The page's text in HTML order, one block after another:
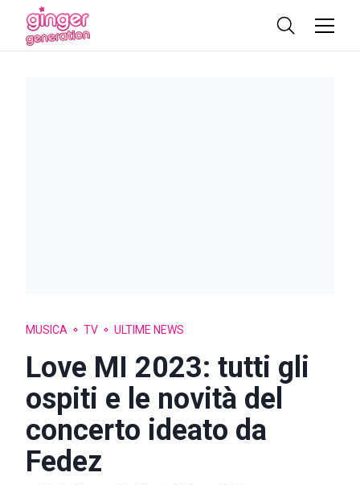
MUSICA TV ULTIME NEWS
Love MI 2023: tutti gli
ospiti e le novità del
concerto ideato da
Fedez